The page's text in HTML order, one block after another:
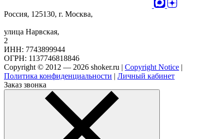
Россия, 125130, г. Москва,
улица Нарвская,
2
ИНН: 7743899944
ОГРН: 1137746818846
Copyright © 2012 — 2026 shoker.ru | Copyright Notice |
Политика конфиденциальности | Личный кабинет
Заказ звонка